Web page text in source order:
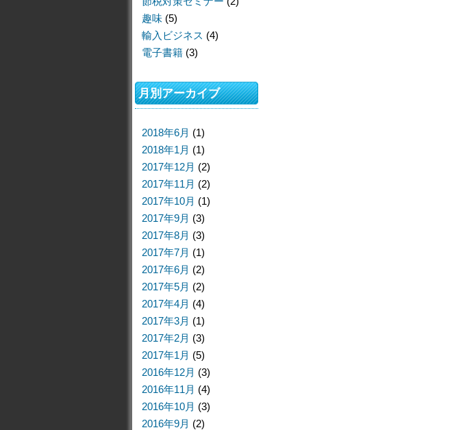
趣味 (5)
輸入ビジネス (4)
電子書籍 (3)
月別アーカイブ
2018年6月 (1)
2018年1月 (1)
2017年12月 (2)
2017年11月 (2)
2017年10月 (1)
2017年9月 (3)
2017年8月 (3)
2017年7月 (1)
2017年6月 (2)
2017年5月 (2)
2017年4月 (4)
2017年3月 (1)
2017年2月 (3)
2017年1月 (5)
2016年12月 (3)
2016年11月 (4)
2016年10月 (3)
2016年9月 (2)